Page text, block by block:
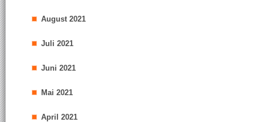
August 2021
Juli 2021
Juni 2021
Mai 2021
April 2021